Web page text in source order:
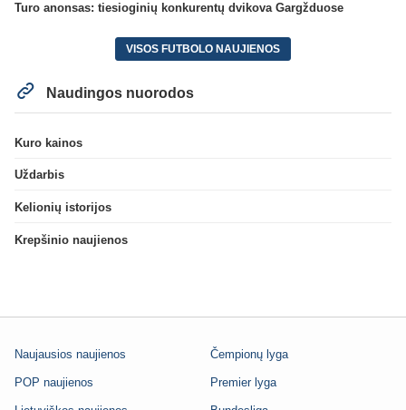
Turo anonsas: tiesioginių konkurentų dvikova Gargžduose
VISOS FUTBOLO NAUJIENOS
Naudingos nuorodos
Kuro kainos
Uždarbis
Kelionių istorijos
Krepšinio naujienos
Naujausios naujienos
POP naujienos
Čempionų lyga
Premier lyga